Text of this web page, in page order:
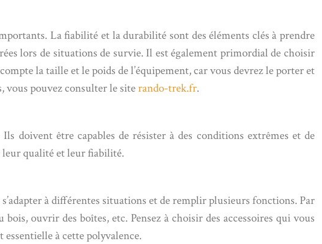
La fiabilité et la durabilité sont des éléments clés à prendre
lors de situations de survie. Il est également primordial de choisir
la taille et le poids de l’équipement, car vous devrez le porter et
vous pouvez consulter le siterando-trek.fr.
doivent être capables de résister à des conditions extrêmes et de
leur qualité et leur fiabilité.
à différentes situations et de remplir plusieurs fonctions. Par
ouvrir des boîtes, etc. Pensez à choisir des accessoires qui vous
à cette polyvalence.